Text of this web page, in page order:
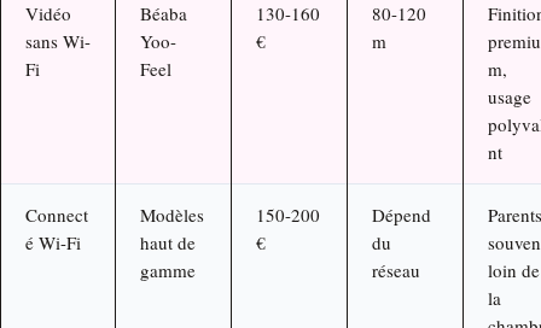
Vidéo
sans Wi-
Fi
Béaba
Yoo-
Feel
130-160
€
80-120
m
premiu
m,
usage
nt
Connect
é Wi-Fi
Modèles
haut de
gamme
150-200
€
Dépend
du
réseau
Parents
loin de
la